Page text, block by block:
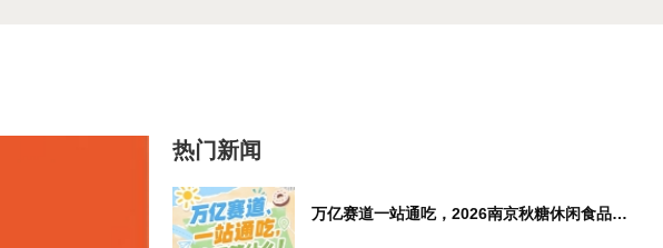
热门新闻
万亿赛道一站通吃，2026南京秋糖休闲食品展区4万㎡超大展馆等你来占位